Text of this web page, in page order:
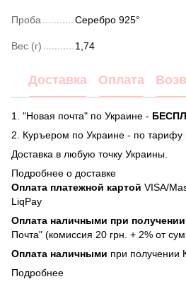
Проба Серебро 925°
Вес (г) 1,74
Доставка Оплата
1. "Новая почта" по Украине -
2. Куръером по Украине - по тарифу
Доставка в любую точку Украины.
Подробнее о доставке
Оплата платежной картой VISA/
LiqPay
Оплата наличными при получении
Почта" (комиссия 20 грн. + 2% от
Оплата наличными при получении
Подробнее